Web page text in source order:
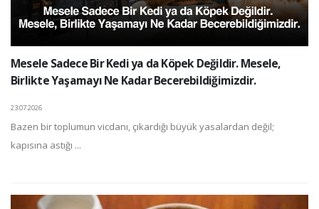
Mesele Sadece Bir Kedi ya da Köpek Değildir. Mesele,
Birlikte Yaşamayı Ne Kadar Becerebildiğimizdir.
23.07.2026
Bazen bir toplumun vicdanı, çıkardığı büyük yasalardan değil;
kapısına astığı ...